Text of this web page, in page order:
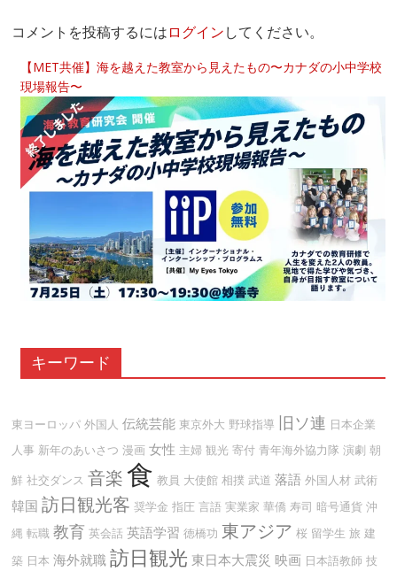
コメントを投稿するにはログインしてください。
【MET共催】海を越えた教室から見えたもの〜カナダの小中学校
現場報告〜
キーワード
東ヨーロッパ 外国人 伝統芸能 東京外大 野球指導 旧ソ連 日本企業
人事 新年のあいさつ 漫画 女性 主婦 観光 寄付 青年海外協力隊 演劇 朝
鮮 社交ダンス 音楽 食 教員 大使館 相撲 武道 落語 外国人材 武術
韓国 訪日観光客 奨学金 指圧 言語 実業家 華僑 寿司 暗号通貨 沖
縄 転職 教育 英会話 英語学習 徳橋功 東アジア 桜 留学生 旅 建
築 日本 海外就職 訪日観光 東日本大震災 映画 日本語教師 技